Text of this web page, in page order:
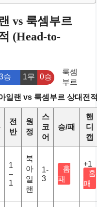
vs 룩셈부르
(Head-to-
승 1무 0승
룩셈
부르
일랜 vs 룩셈부르 상대전적
전
반
원
정
스
코
어
승/패
핸
디
캡
1
–
1
북
아
일
랜
1-
3
홈
패
+1
홈
패